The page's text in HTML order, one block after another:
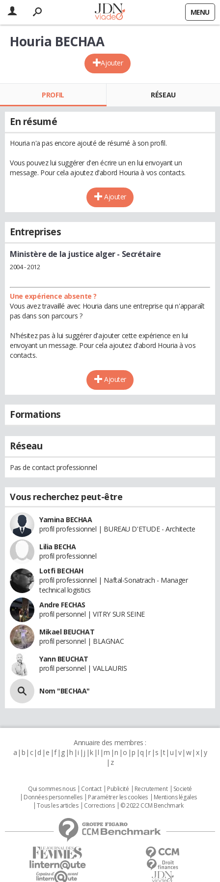
MENU
Ajouter
Houria BECHAA
PROFIL RÉSEAU
En résumé
Houria n'a pas encore ajouté de résumé à son profil.
Vous pouvez lui suggérer d'en écrire un en lui envoyant un
message. Pour cela ajoutez d'abord Houria à vos contacts.
Ajouter
Entreprises
Ministère de la justice alger- Secrétaire
2004 - 2012
Une expérience absente ?
Vous avez travaillé avec Houria dans une entreprise qui n'apparaît
pas dans son parcours ?
N'hésitez pas à lui suggérer d'ajouter cette expérience en lui
envoyant un message. Pour cela ajoutez d'abord Houria à vos
contacts.
Ajouter
Formations
Réseau
Pas de contact professionnel
Vous recherchez peut-être
Yamina BECHAA
profil professionnel | BUREAU D'ETUDE - Architecte
Lilia BECHA
profil professionnel
Lotfi BECHAH
profil professionnel | Naftal-Sonatrach - Manager
technical logistics
Andre FECHAS
profil personnel | VITRY SUR SEINE
Mikael BEUCHAT
profil personnel | BLAGNAC
Yann BEUCHAT
profil personnel | VALLAURIS
Nom "BECHAA"
Annuaire des membres :
a b c d e f g h i j k l m n o p q r s t u v w x y
z
Qui sommes nous Contact Publicité Recrutement
Societé
Données personnelles
Paramétrer les cookies
Mentions légales
Tous les articles
Corrections © 2022 CCM Benchmark